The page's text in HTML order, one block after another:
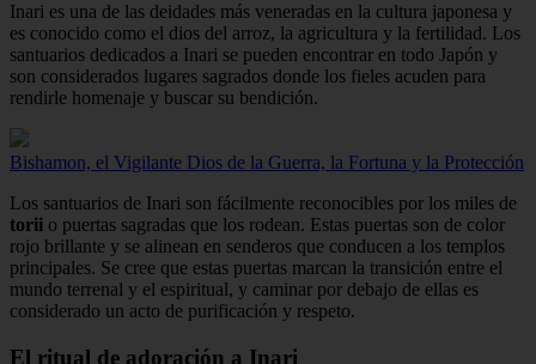
Inari es una de las deidades más veneradas en la cultura japonesa y
es conocido como el dios del arroz, la agricultura y la fertilidad. Los
santuarios dedicados a Inari se pueden encontrar en todo Japón y
son considerados lugares sagrados donde los fieles acuden para
rendirle homenaje y buscar su bendición.
Bishamon, el Vigilante Dios de la Guerra, la Fortuna y la Protección
Los santuarios de Inari son fácilmente reconocibles por los miles de
torii o puertas sagradas que los rodean. Estas puertas son de color
rojo brillante y se alinean en senderos que conducen a los templos
principales. Se cree que estas puertas marcan la transición entre el
mundo terrenal y el espiritual, y caminar por debajo de ellas es
considerado un acto de purificación y respeto.
El ritual de adoración a Inari